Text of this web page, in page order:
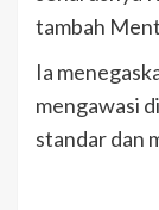
tambah
Ia
mengawasi
standar dan